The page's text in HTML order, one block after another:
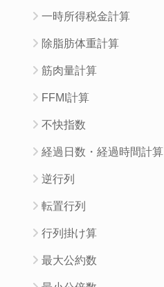
一時所得税金計算
除脂肪体重計算
筋肉量計算
FFMI計算
不快指数
経過日数・経過時間計算
逆行列
転置行列
行列掛け算
最大公約数